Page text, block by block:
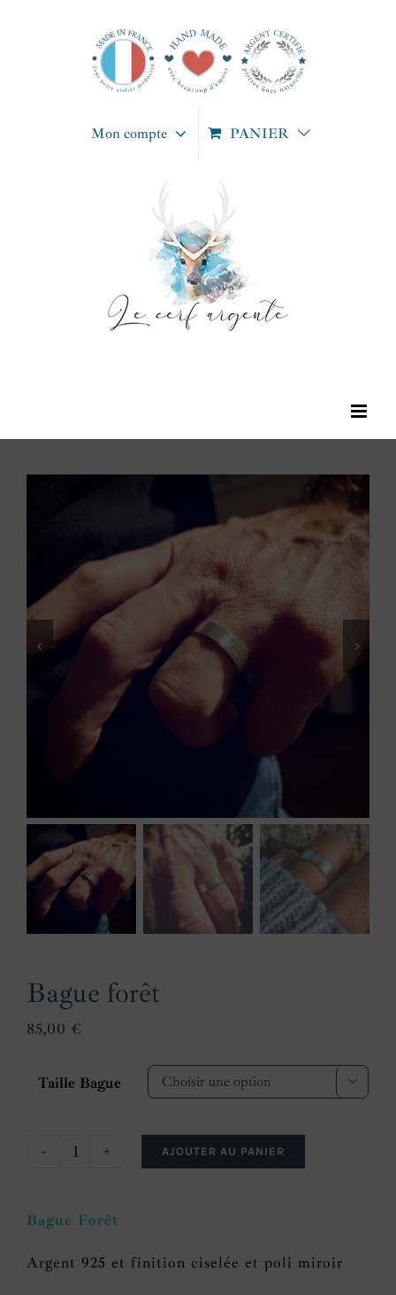
Mon compte PANIER
Bague forêt
85,00 €
Taille Bague 
quantité
Bague
AJOUTER AU PANIER
Bague Forêt
Argent 925 et finition ciselée et poli miroir